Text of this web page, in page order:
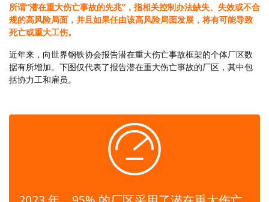
所谓“潜在重大伤亡事故的先兆”，指相关控制办法缺失、失效或不合
规的高风险局面，并且如果任由该高风险局面发展，将有可能导致
死亡或重大工伤。
近年来，向世界钢铁协会报告潜在重大伤亡事故框架的个体厂区数
据有所增加。下图仅代表了报告潜在重大伤亡事故的厂区，其中包
括协力工和雇员。